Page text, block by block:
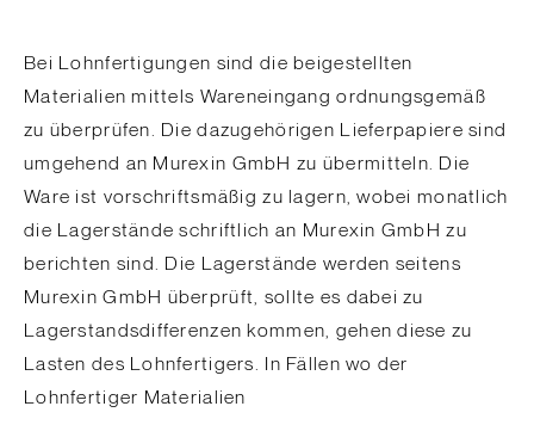
Bei Lohnfertigungen sind die beigestellten
Materialien mittels Wareneingang ordnungsgemäß
zu überprüfen. Die dazugehörigen Lieferpapiere sind
umgehend an Murexin GmbH zu übermitteln. Die
Ware ist vorschriftsmäßig zu lagern, wobei monatlich
die Lagerstände schriftlich an Murexin GmbH zu
berichten sind. Die Lagerstände werden seitens
Murexin GmbH überprüft, sollte es dabei zu
Lagerstandsdifferenzen kommen, gehen diese zu
Lasten des Lohnfertigers. In Fällen wo der
Lohnfertiger Materialien